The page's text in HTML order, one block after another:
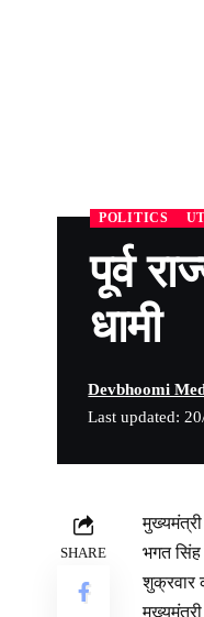
POLITICS
पूर्व
धामी
Last updated:
Devbhoomi
SHARE
मुख्यमंत्री
भगत सिंह
शुक्रवार